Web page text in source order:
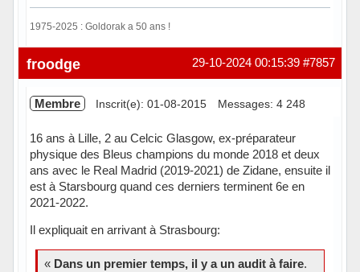
1975-2025 : Goldorak a 50 ans !
Hors ligne #7857
29-10-2024 00:15:39
froodge
Membre Inscrit(e): 01-08-2015 Messages: 4 248
16 ans à Lille, 2 au Celcic Glasgow, ex-préparateur
physique des Bleus champions du monde 2018 et deux
ans avec le Real Madrid (2019-2021) de Zidane, ensuite il
est à Starsbourg quand ces derniers terminent 6e en
2021-2022.
Il expliquait en arrivant à Strasbourg:
« Dans un premier temps, il y a un audit à faire.